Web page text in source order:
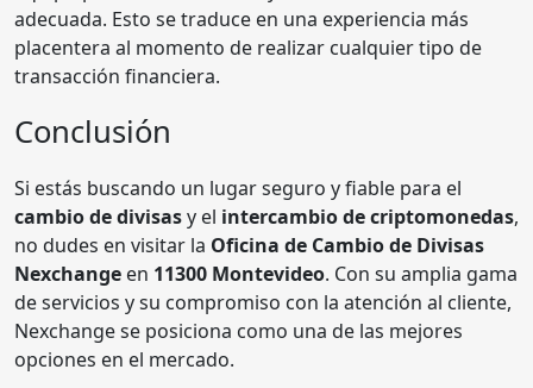
adecuada. Esto se traduce en una experiencia más
placentera al momento de realizar cualquier tipo de
transacción financiera.
Conclusión
Si estás buscando un lugar seguro y fiable para el
cambio de divisasy el intercambio de criptomonedas,
no dudes en visitar la Oficina de Cambio de Divisas
Nexchange en 11300 Montevideo. Con su amplia gama
de servicios y su compromiso con la atención al cliente,
Nexchange se posiciona como una de las mejores
opciones en el mercado.